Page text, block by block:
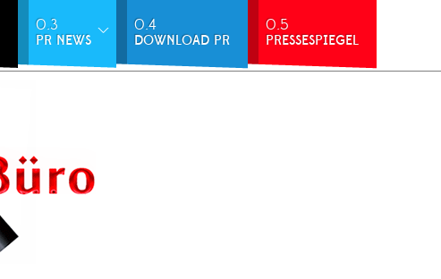
0.3
PR NEWS
0.4
DOWNLOAD PR
0.5
PRESSESPIEGEL